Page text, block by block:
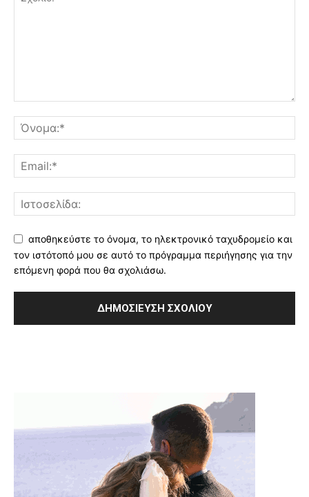
αποθηκεύστε το όνομα, το ηλεκτρονικό ταχυδρομείο και
τον ιστότοπό μου σε αυτό το πρόγραμμα περιήγησης για την
επόμενη φορά που θα σχολιάσω.